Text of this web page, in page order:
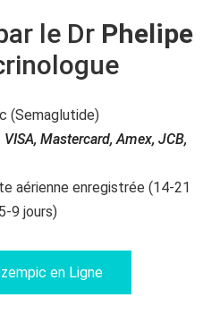
le Dr Phelipe
(Semaglutide)
VISA, Mastercard, Amex, JCB,
aérienne enregistrée (14-21
9 jours)
en Ligne